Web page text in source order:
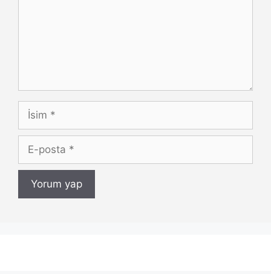
İsim
posta